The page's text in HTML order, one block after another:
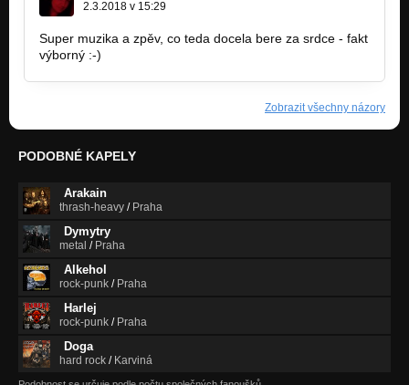
2.3.2018 v 15:29
Super muzika a zpěv, co teda docela bere za srdce - fakt
výborný :-)
Zobrazit všechny názory
PODOBNÉ KAPELY
Arakain
thrash-heavy / Praha
Dymytry
metal / Praha
Alkehol
rock-punk / Praha
Harlej
rock-punk / Praha
Doga
hard rock / Karviná